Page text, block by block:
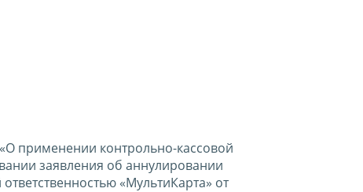
применении контрольно-кассовой
заявления об аннулировании
«МультиКарта» от